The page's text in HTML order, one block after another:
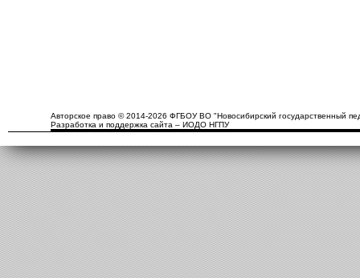
Авторское право © 2014-2026 ФГБОУ ВО "Новосибирский государственный
Разработка и поддержка сайта – ИОДО НГПУ